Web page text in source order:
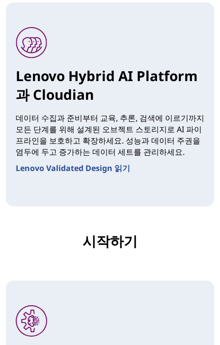
Lenovo Hybrid AI Platform
과 Cloudian
데이터 수집과 준비부터 교육, 추론, 검색에 이르기까지
모든 단계를 위해 설계된 오브젝트 스토리지로 AI 파이
프라인을 보호하고 확장하세요. 성능과 데이터 주권을
염두에 두고 증가하는 데이터 세트를 관리하세요.
Lenovo Validated Design 읽기
시작하기